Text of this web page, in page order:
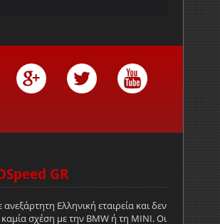
GR
ανεξάρτητη Ελληνική εταιρεία και δεν
σχέση με την BMW ή τη ΜΙΝΙ. Οι